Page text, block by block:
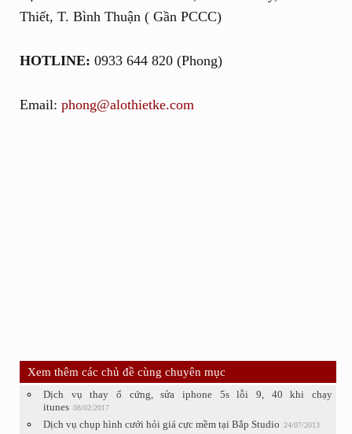
Thiết, T. Bình Thuận ( Gần PCCC)
HOTLINE: 0933 644 820 (Phong)
Email: phong@alothietke.com
Xem thêm các chủ đề cùng chuyên mục
Dịch vụ thay ổ cứng, sửa iphone 5s lỗi 9, 40 khi chạy
itunes 08/02/2017
Dịch vụ chụp hình cưới hỏi giá cực mềm tại Bắp Studio 24/07/2013